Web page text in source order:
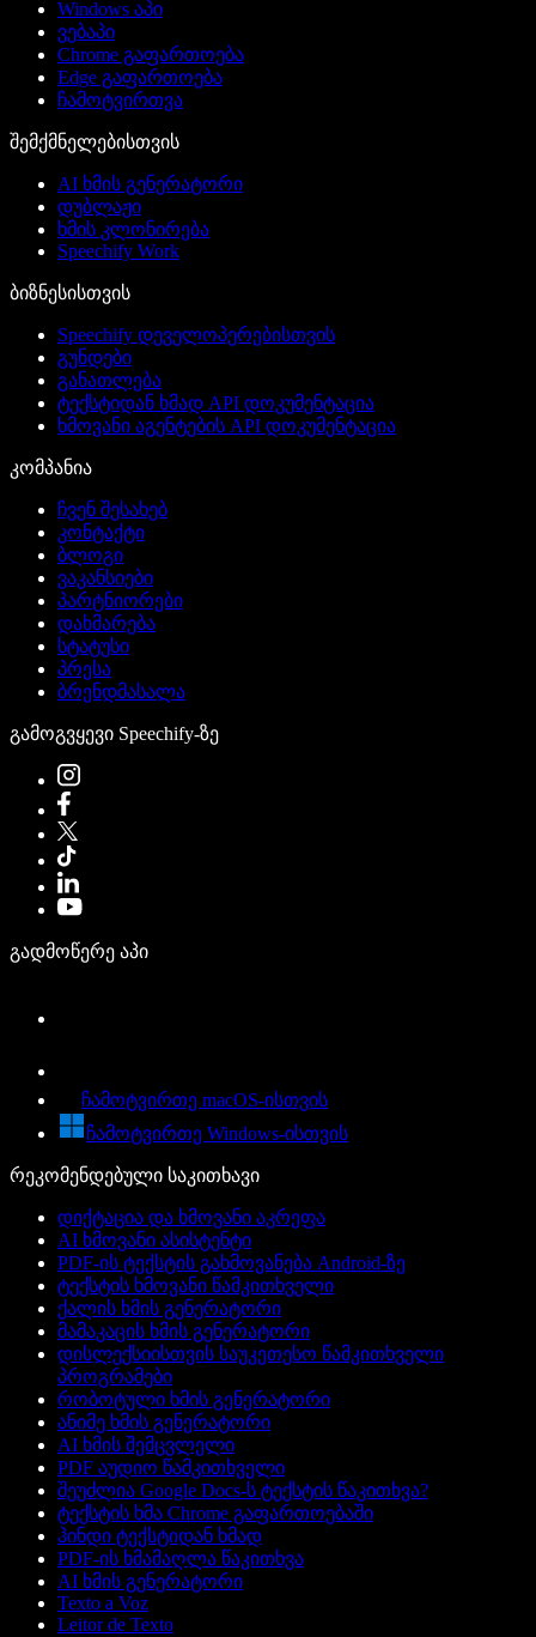
Windows აპი
ვებაპი
Chrome გაფართოება
Edge გაფართოება
ჩამოტვირთვა
შემქმნელებისთვის
AI ხმის გენერატორი
დუბლაჟი
ხმის კლონირება
Speechify Work
ბიზნესისთვის
Speechify დეველოპერებისთვის
გუნდები
განათლება
ტექსტიდან ხმად API დოკუმენტაცია
ხმოვანი აგენტების API დოკუმენტაცია
კომპანია
ჩვენ შესახებ
კონტაქტი
ბლოგი
ვაკანსიები
პარტნიორები
დახმარება
სტატუსი
პრესა
ბრენდმასალა
გამოგვყევი Speechify-ზე
გადმოწერე აპი
ჩამოტვირთე macOS-ისთვის
ჩამოტვირთე Windows-ისთვის
რეკომენდებული საკითხავი
დიქტაცია და ხმოვანი აკრეფა
AI ხმოვანი ასისტენტი
PDF-ის ტექსტის გახმოვანება Android-ზე
ტექსტის ხმოვანი წამკითხველი
ქალის ხმის გენერატორი
მამაკაცის ხმის გენერატორი
დისლექსიისთვის საუკეთესო წამკითხველი
პროგრამები
რობოტული ხმის გენერატორი
ანიმე ხმის გენერატორი
AI ხმის შემცვლელი
PDF აუდიო წამკითხველი
შეუძლია Google Docs-ს ტექსტის წაკითხვა?
ტექსტის ხმა Chrome გაფართოებაში
ჰინდი ტექსტიდან ხმად
PDF-ის ხმამაღლა წაკითხვა
AI ხმის გენერატორი
Texto a Voz
Leitor de Texto